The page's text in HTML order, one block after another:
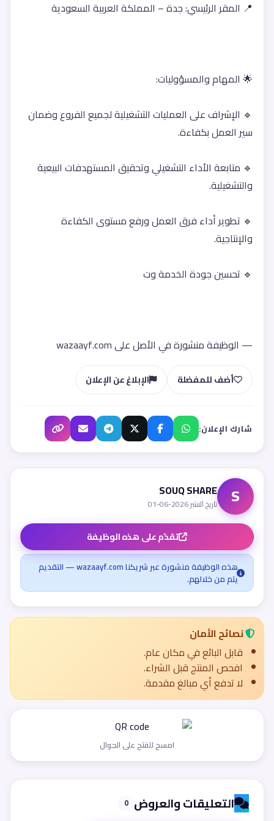
📍 المقر الرئيسي: جدة – المملكة العربية السعودية
🌟 المهام والمسؤوليات:
سير العمل بكفاءة.
والتشغيلية.
والإنتاجية.
🔹 تحسين جودة الخدمة وت
— الوظيفة منشورة في الأصل على wazaayf.com
أضف للمفضلة الإبلاغ عن الإعلان
شارك الإعلان:
S
SOUQ SHARE
تاريخ النشر 2026-06-01
تقدّم على هذه الوظيفة
هذه الوظيفة منشورة عبر شريكنا wazaayf.com — التقديم
يتم من خلالهم.
نصائح الأمان
قابل البائع في مكان عام.
افحص المنتج قبل الشراء.
لا تدفع أي مبالغ مقدمة.
امسح للفتح على الجوال
التعليقات والعروض 0